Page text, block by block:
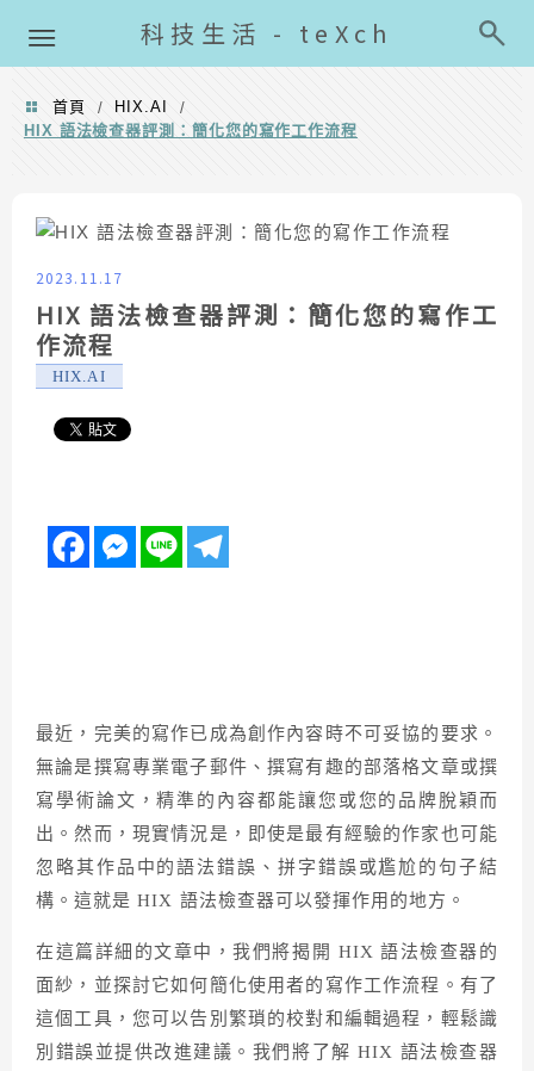
科技生活 - teXch
首頁 / HIX.AI
/
HIX 語法檢查器評測：簡化您的寫作工作流程
2023.11.17
HIX 語法檢查器評測：簡化您的寫作工
作流程
HIX.AI
最近，完美的寫作已成為創作內容時不可妥協的要求。
無論是撰寫專業電子郵件、撰寫有趣的部落格文章或撰
寫學術論文，精準的內容都能讓您或您的品牌脫穎而
出。然而，現實情況是，即使是最有經驗的作家也可能
忽略其作品中的語法錯誤、拼字錯誤或尷尬的句子結
構。這就是 HIX 語法檢查器可以發揮作用的地方。
在這篇詳細的文章中，我們將揭開 HIX 語法檢查器的
面紗，並探討它如何簡化使用者的寫作工作流程。有了
這個工具，您可以告別繁瑣的校對和編輯過程，輕鬆識
別錯誤並提供改進建議。我們將了解 HIX 語法檢查器